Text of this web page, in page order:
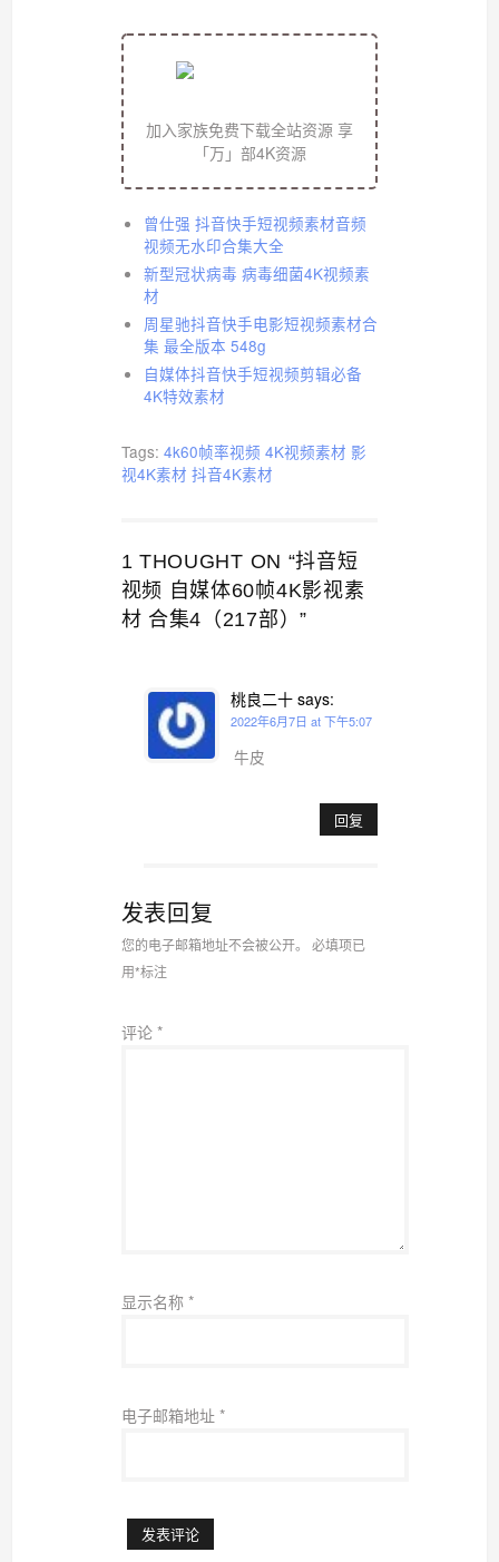
加入家族免费下载全站资源 享
「万」部4K资源
曾仕强 抖音快手短视频素材音频
视频无水印合集大全
新型冠状病毒 病毒细菌4K视频素
材
周星驰抖音快手电影短视频素材合
集 最全版本 548g
自媒体抖音快手短视频剪辑必备
4K特效素材
Tags: 4k60帧率视频 4K视频素材 影
视4K素材 抖音4K素材
1 THOUGHT ON “抖音短
视频 自媒体60帧4K影视素
材 合集4（217部）”
桃良二十 says:
2022年6月7日 at 下午5:07
牛皮
回复
发表回复
您的电子邮箱地址不会被公开。
必填项已
用*标注
评论 *
显示名称 *
电子邮箱地址 *